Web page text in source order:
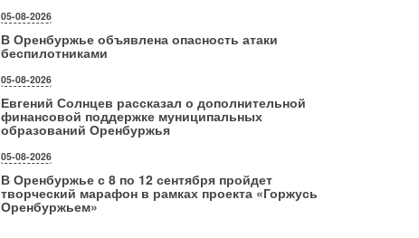
05-08-2026
В Оренбуржье объявлена опасность атаки
беспилотниками
05-08-2026
Евгений Солнцев рассказал о дополнительной
финансовой поддержке муниципальных
образований Оренбуржья
05-08-2026
В Оренбуржье с 8 по 12 сентября пройдет
творческий марафон в рамках проекта «Горжусь
Оренбуржьем»